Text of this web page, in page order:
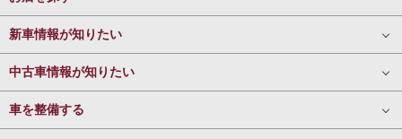
新車情報が知りたい
中古車情報が知りたい
車を整備する